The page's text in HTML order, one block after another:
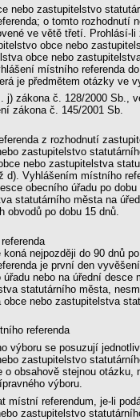
nebo zastupitelstvo
o tomto rozhodnutí
ve větě třetí. Prohlásí-
obce nebo
obce nebo
místního referenda
je předmětem otázky ve
j) zákona č. 128/2000 Sb.,
zákona č. 145/2001 Sb.
z rozhodnutí
zastupitelstvo
nebo zastupitelstva
d). Vyhlášením místního
obecního úřadu po
statutárního města na
obvodů po dobu 15 dnů.
nejpozději do 90 dnů
je první den
úřadu nebo na úřední
statutárního města,
nebo zastupitelstva
referenda
výboru se posuzují
zastupitelstvo
obsahově stejnou otázku,
výboru.
místní referendum, je-li
zastupitelstvo